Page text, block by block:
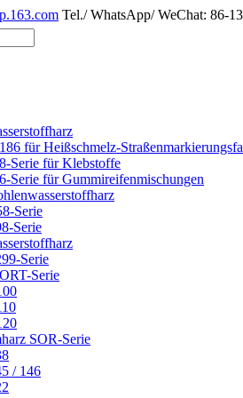
Tel./ WhatsApp/ WeChat: 86-
für Heißschmelz-
Serie für Klebstoffe
Serie für Gummireifenmischungen
Serie
Serie
Serie
Serie
SOR-Serie
/ 146